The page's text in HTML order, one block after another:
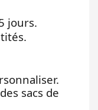
jours.
sacs de